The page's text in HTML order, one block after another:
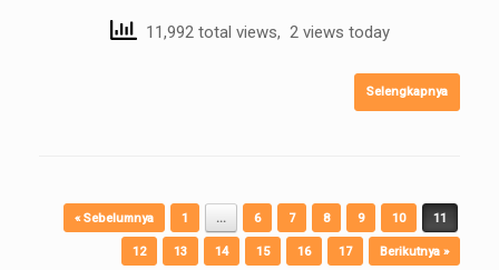
11,992 total views, 2 views today
Selengkapnya
Post navigation
« Sebelumnya 1 … 6 7 8 9 10 11
12 13 14 15 16 17 Berikutnya »